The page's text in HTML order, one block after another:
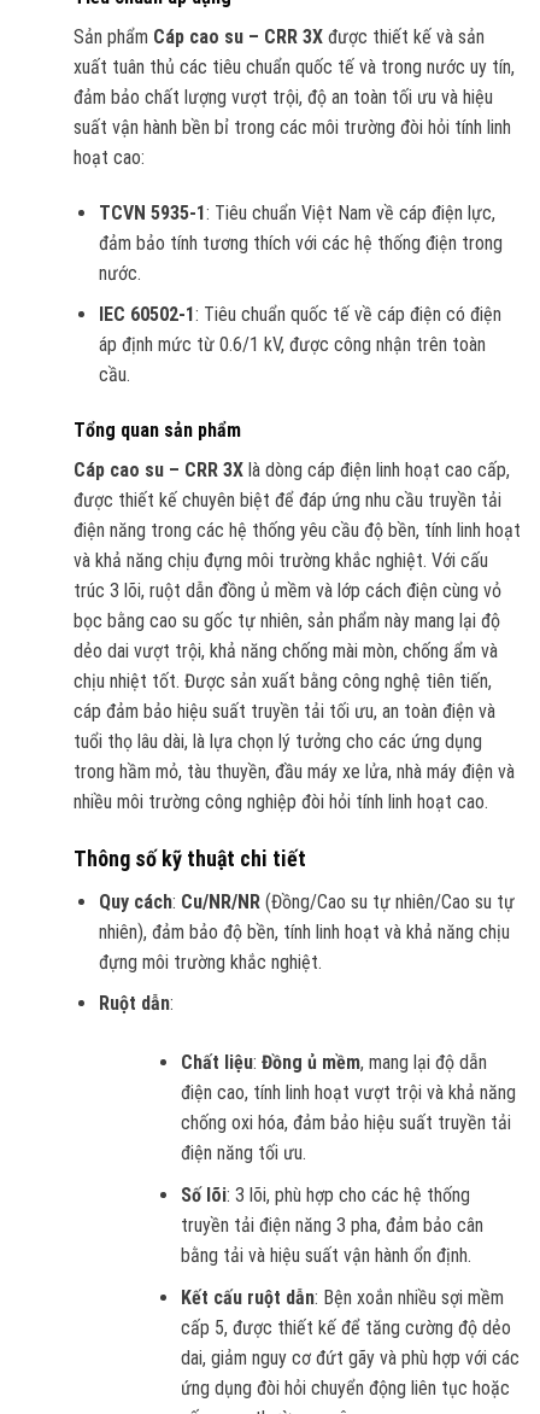
Sản phẩm Cáp cao su – CRR 3Xđược thiết kế và sản
xuất tuân thủ các tiêu chuẩn quốc tế và trong nước uy tín,
đảm bảo chất lượng vượt trội, độ an toàn tối ưu và hiệu
suất vận hành bền bỉ trong các môi trường đòi hỏi tính linh
hoạt cao:
TCVN 5935-1: Tiêu chuẩn Việt Nam về cáp điện lực,
đảm bảo tính tương thích với các hệ thống điện trong
nước.
IEC 60502-1: Tiêu chuẩn quốc tế về cáp điện có điện
áp định mức từ 0.6/1 kV, được công nhận trên toàn
cầu.
Tổng quan sản phẩm
Cáp cao su – CRR 3Xlà dòng cáp điện linh hoạt cao cấp,
được thiết kế chuyên biệt để đáp ứng nhu cầu truyền tải
điện năng trong các hệ thống yêu cầu độ bền, tính linh hoạt
và khả năng chịu đựng môi trường khắc nghiệt. Với cấu
trúc 3 lõi, ruột dẫn đồng ủ mềm và lớp cách điện cùng vỏ
bọc bằng cao su gốc tự nhiên, sản phẩm này mang lại độ
dẻo dai vượt trội, khả năng chống mài mòn, chống ẩm và
chịu nhiệt tốt. Được sản xuất bằng công nghệ tiên tiến,
cáp đảm bảo hiệu suất truyền tải tối ưu, an toàn điện và
tuổi thọ lâu dài, là lựa chọn lý tưởng cho các ứng dụng
trong hầm mỏ, tàu thuyền, đầu máy xe lửa, nhà máy điện và
nhiều môi trường công nghiệp đòi hỏi tính linh hoạt cao.
Thông số kỹ thuật chi tiết
Quy cách: Cu/NR/NR(Đồng/Cao su tự nhiên/Cao su tự
nhiên), đảm bảo độ bền, tính linh hoạt và khả năng chịu
đựng môi trường khắc nghiệt.
Ruột dẫn:
Chất liệu:Đồng ủ mềm, mang lại độ dẫn
điện cao, tính linh hoạt vượt trội và khả năng
chống oxi hóa, đảm bảo hiệu suất truyền tải
điện năng tối ưu.
Số lõi: 3 lõi, phù hợp cho các hệ thống
truyền tải điện năng 3 pha, đảm bảo cân
bằng tải và hiệu suất vận hành ổn định.
Kết cấu ruột dẫn: Bện xoắn nhiều sợi mềm
cấp 5, được thiết kế để tăng cường độ dẻo
dai, giảm nguy cơ đứt gãy và phù hợp với các
ứng dụng đòi hỏi chuyển động liên tục hoặc